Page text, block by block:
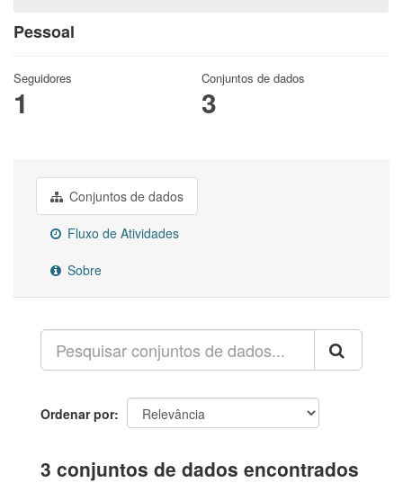
Pessoal
Seguidores
1
Conjuntos de dados
3
Conjuntos de dados
Fluxo de Atividades
Sobre
Ordenar por
3 conjuntos de dados encontrados